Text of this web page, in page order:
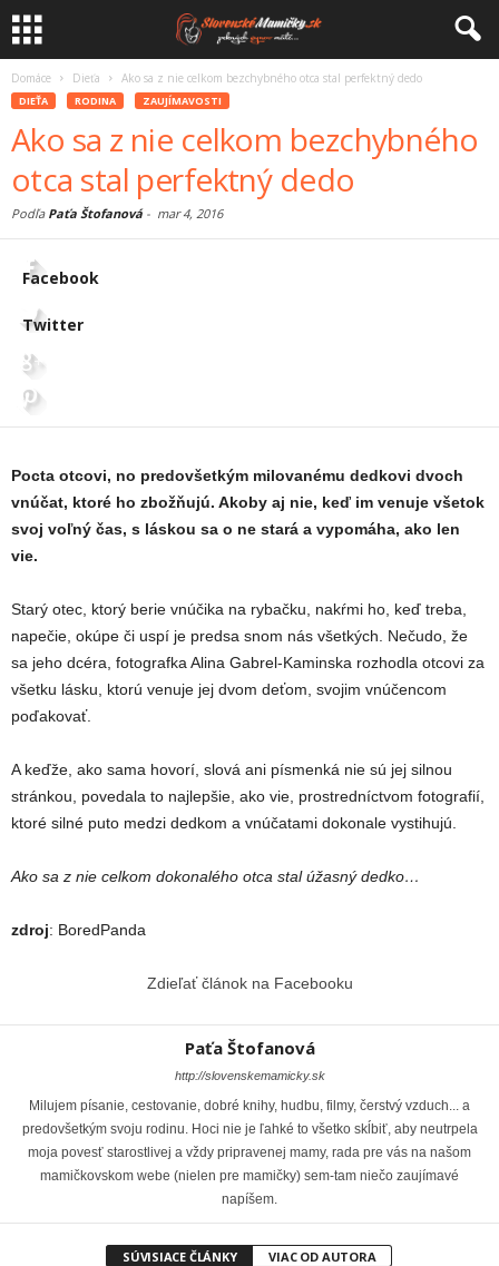
Domáce Dieťa Ako sa z nie celkom bezchybného otca stal perfektný dedo
DIEŤA RODINA ZAUJÍMAVOSTI
Ako sa z nie celkom bezchybného
otca stal perfektný dedo
Podľa Paťa Štofanová- mar 4, 2016
Facebook
Twitter
Pocta otcovi, no predovšetkým milovanému dedkovi dvoch
vnúčat, ktoré ho zbožňujú. Akoby aj nie, keď im venuje všetok
svoj voľný čas, s láskou sa o ne stará a vypomáha, ako len
vie.
Starý otec, ktorý berie vnúčika na rybačku, nakŕmi ho, keď treba,
napečie, okúpe či uspí je predsa snom nás všetkých. Nečudo, že
sa jeho dcéra, fotografka Alina Gabrel-Kaminska rozhodla otcovi za
všetku lásku, ktorú venuje jej dvom deťom, svojim vnúčencom
poďakovať.
A keďže, ako sama hovorí, slová ani písmenká nie sú jej silnou
stránkou, povedala to najlepšie, ako vie, prostredníctvom fotografií,
ktoré silné puto medzi dedkom a vnúčatami dokonale vystihujú.
Ako sa z nie celkom dokonalého otca stal úžasný dedko…
zdroj: BoredPanda
Zdieľať článok na Facebooku
Paťa Štofanová
http://slovenskemamicky.sk
Milujem písanie, cestovanie, dobré knihy, hudbu, filmy, čerstvý vzduch... a
predovšetkým svoju rodinu. Hoci nie je ľahké to všetko skĺbiť, aby neutrpela
moja povesť starostlivej a vždy pripravenej mamy, rada pre vás na našom
mamičkovskom webe (nielen pre mamičky) sem-tam niečo zaujímavé
napíšem.
SÚVISIACE ČLÁNKY VIAC OD AUTORA